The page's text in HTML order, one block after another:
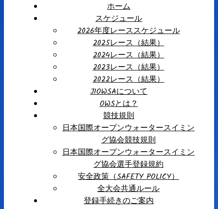
ホーム
スケジュール
2026年度レーススケジュール
2025レース（結果）
2024レース（結果）
2023レース（結果）
2022レース（結果）
JIOWSAについて
OWSとは？
競技規則
日本国際オープンウォータースイミン
グ協会競技規則
日本国際オープンウォータースイミン
グ協会選手登録規約
安全政策（SAFETY POLICY）
全大会共通ルール
登録手続きのご案内